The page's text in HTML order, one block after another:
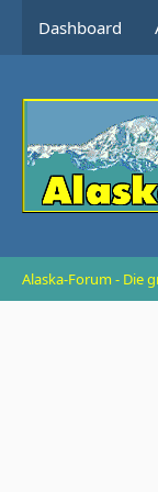
Dashboard
Alaska-Forum - Die